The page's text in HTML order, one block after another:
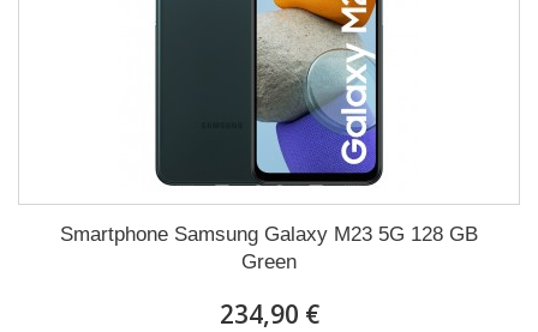
Smartphone Samsung Galaxy M23 5G 128 GB
Green
234,90 €